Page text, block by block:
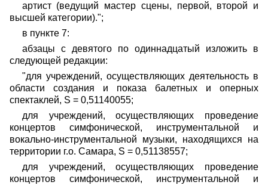
артист (ведущий мастер сцены, первой, второй и
высшей категории).";
в пункте 7:
абзацы с девятого по одиннадцатый изложить в
следующей редакции:
"для учреждений, осуществляющих деятельность в
области создания и показа балетных и оперных
спектаклей, S = 0,51140055;
для учреждений, осуществляющих проведение
концертов симфонической, инструментальной и
вокально-инструментальной музыки, находящихся на
территории г.о. Самара, S = 0,51138557;
для учреждений, осуществляющих проведение
концертов симфонической, инструментальной и